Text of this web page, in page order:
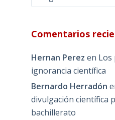
Comentarios
Hernan Perez en Los
ignorancia científica
Bernardo Herradón
divulgación científica
bachillerato